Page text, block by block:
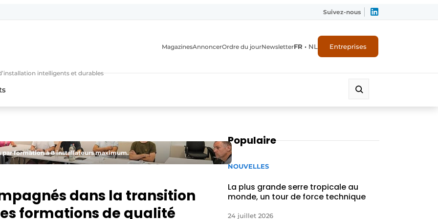
Suivez-nous
intelligents et durables
MagazinesAnnoncerOrdre du jourNewsletterFR • NL Entreprises
formation à 8 installateurs maximum.
dans la transition
formations de qualité
Populaire
NOUVELLES
La plus grande serre tropicale au
monde, un tour de force technique
24 juillet 2026